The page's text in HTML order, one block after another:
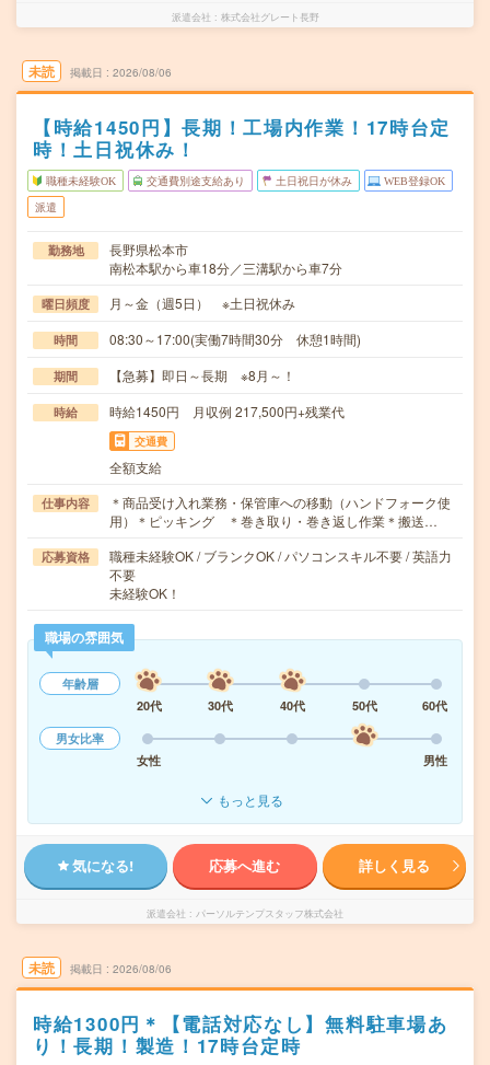
派遣会社 株式会社グレート長野
未読 掲載日 2026/08/06
【時給1450円】長期！工場内作業！17時台定
時！土日祝休み！
職種未経験OK 交通費別途支給あり 土日祝日が休み WEB登録OK
派遣
勤務地
長野県松本市
南松本駅から車18分／三溝駅から車7分
曜日頻度 月～金（週5日） ※土日祝休み
時間 08:30～17:00(実働7時間30分 休憩1時間)
期間 【急募】即日～長期 ※8月～！
時給 時給1450円 月収例 217,500円+残業代
交通費
全額支給
仕事内容
＊商品受け入れ業務・保管庫への移動（ハンドフォーク使
用）＊ピッキング ＊巻き取り・巻き返し作業＊搬送…
応募資格
職種未経験OK / ブランクOK / パソコンスキル不要 / 英語力
不要
未経験OK！
職場の雰囲気
年齢層
20代
30代 40代 50代
60代
男女比率
女性
男性
もっと見る
気になる! 応募へ進む 詳しく見る
派遣会社 パーソルテンプスタッフ株式会社
未読 掲載日 2026/08/06
時給1300円＊【電話対応なし】無料駐車場あ
り！長期！製造！17時台定時